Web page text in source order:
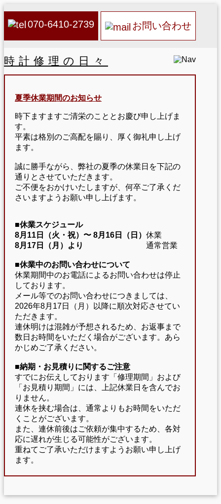
070-6410-2739 お問い合わせ
時計修理の日々
夏季休業期間のお知らせ
時下ますますご清栄のこととお慶び申し上げま
す。
平素は格別のご高配を賜り、厚く御礼申し上げ
ます。
誠に勝手ながら、弊社の夏季の休業日を下記の
通りとさせていただきます。
ご不便をおかけいたしますが、何卒ご了承くだ
さいますようお願い申し上げます。
■休業スケジュール
8月11日（火・祝）〜 8月16日（日） 休業
8月17日（月）より
通常営業
■休業中のお問い合わせについて
休業期間中のお電話によるお問い合わせは停止
しております。
メール等でのお問い合わせにつきましては、
2026年8月17日（月）以降に順次対応させてい
ただきます。
連休明けは混雑が予想されるため、お返事まで
数日お時間をいただく場合がございます。あら
かじめご了承ください。
■納期・お見積りに関するご注意
すでにお伝えしております「修理期間」および
「お見積り期間」には、上記休業日を含んでお
りません。
連休を挟む場合は、通常よりもお時間をいただ
くことがございます。
また、連休前後はご依頼が集中するため、各対
応に遅れが生じる可能性がございます。
重ねてご了承いただけますようお願い申し上げ
ます。